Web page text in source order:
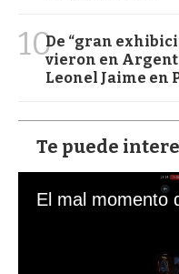
10De “gran
vieron en
Leonel Jaime en
Te puede